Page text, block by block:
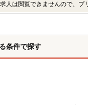
人は閲覧できませんので、プ
条件で探す